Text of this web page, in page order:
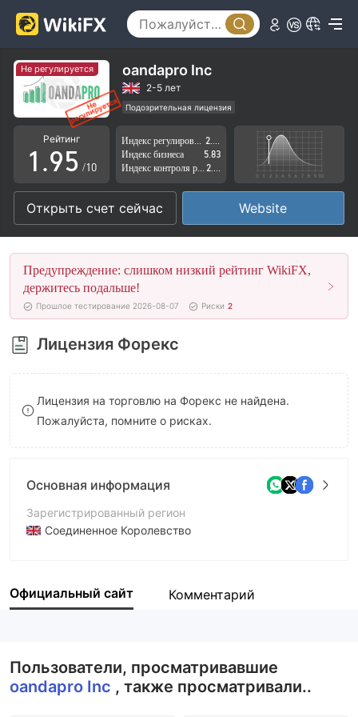
Не регулируется oandapro Inc
2-5 лет
Подозрительная лицензия
Регион деятельности подозрителен
Высокие потенциальные риски
Рейтинг
0
1
2
3
4
5
6
7
8
9
.
5
6
7
8
9
1
2
3
4
5
6
7
8
9
/10
Индекс бизнеса
5.83
Открыть счет сейчас Website
Предупреждение: слишком низкий рейтинг WikiFX,
держитесь подальше!
Прошлое тестирование 2026-08-07 Риски 2
Лицензия Форекс
Лицензия на торговлю на Форекс не найдена.
Пожалуйста, помните о рисках.
Основная информация
Зарегистрированный регион
Соединенное Королевство
Компания
Официальный сайт Комментарий
Пользователи, просматривавшие
oandapro Inc , также просматривали..